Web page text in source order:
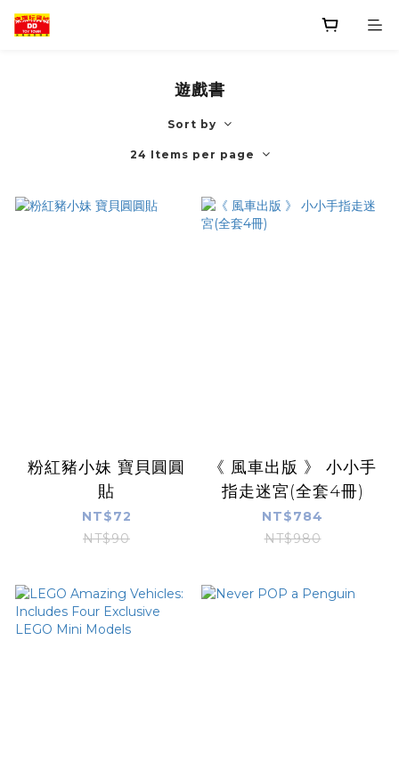
遊戲書
Sort by
24 Items per page
粉紅豬小妹 寶貝圓圓
貼
NT$72
NT$90
《 風車出版 》 小小手
指走迷宮(全套4冊)
NT$784
NT$980